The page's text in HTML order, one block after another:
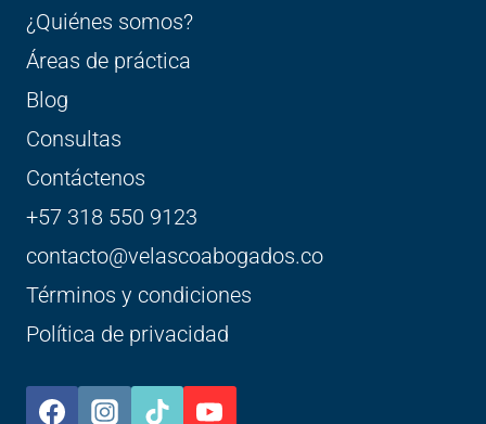
¿Quiénes somos?
Áreas de práctica
Blog
Consultas
Contáctenos
+57 318 550 9123
contacto@velascoabogados.co
Términos y condiciones
Política de privacidad